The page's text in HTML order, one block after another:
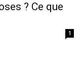
? Ce que
1